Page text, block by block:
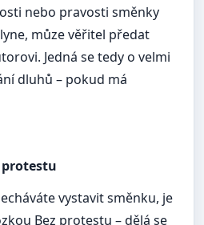
nebo pravosti směnky
můze věřitel předat
Jedná se tedy o velmi
dluhů – pokud má
protestu
vystavit směnku, je
Bez protestu – dělá se